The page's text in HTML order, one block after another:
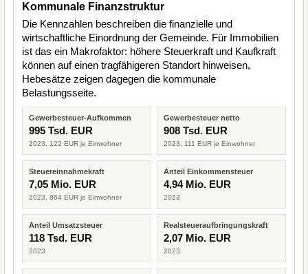
Kommunale Finanzstruktur
Die Kennzahlen beschreiben die finanzielle und
wirtschaftliche Einordnung der Gemeinde. Für Immobilien
ist das ein Makrofaktor: höhere Steuerkraft und Kaufkraft
können auf einen tragfähigeren Standort hinweisen,
Hebesätze zeigen dagegen die kommunale
Belastungsseite.
Gewerbesteuer-Aufkommen
995 Tsd. EUR
2023, 122 EUR je Einwohner
Gewerbesteuer netto
908 Tsd. EUR
2023, 111 EUR je Einwohner
Steuereinnahmekraft
7,05 Mio. EUR
2023, 864 EUR je Einwohner
Anteil Einkommensteuer
4,94 Mio. EUR
2023
Anteil Umsatzsteuer
118 Tsd. EUR
2023
Realsteueraufbringungskraft
2,07 Mio. EUR
2023